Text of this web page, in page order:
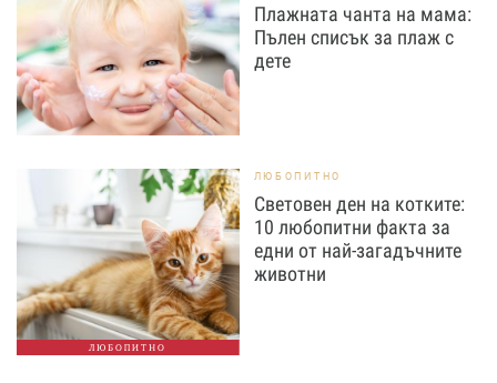
Плажната чанта на мама:
Пълен списък за плаж с
дете
ЛЮБОПИТНО
ЛЮБОПИТНО
Световен ден на котките:
10 любопитни факта за
едни от най-загадъчните
животни